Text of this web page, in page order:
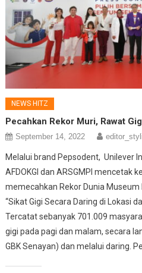
NEWS HITZ
Pecahkan Rekor Muri, Rawat
September 14, 2022
Melalui brand Pepsodent, Unilever
AFDOKGI dan ARSGMPI mencetak
memecahkan Rekor Dunia
“Sikat Gigi Secara Daring di Lokasi
Tercatat sebanyak 701.009
gigi pada pagi dan malam, secara
GBK Senayan) dan melalui daring.